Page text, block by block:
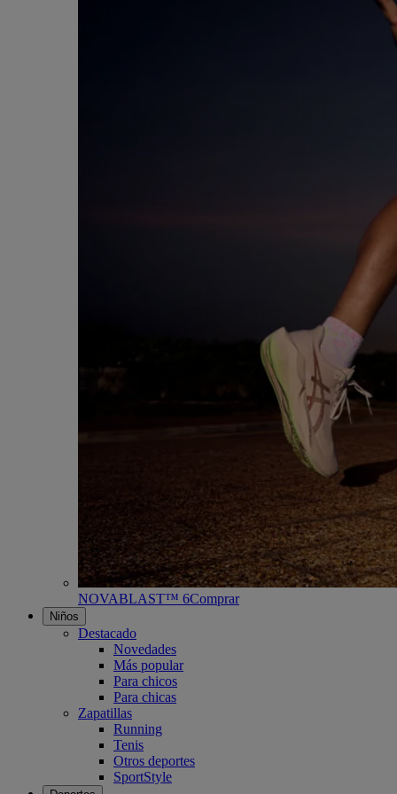
NOVABLAST™ 6Comprar
Niños
Destacado
Novedades
Más popular
Para chicos
Para chicas
Zapatillas
Running
Tenis
Otros deportes
SportStyle